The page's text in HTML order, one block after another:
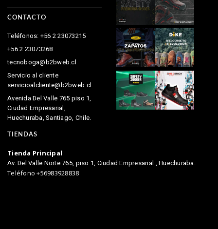
CONTACTO
Teléfonos: +56 2 23073215
+56 2 23073268
tecnoboga@b2bweb.cl
Servicio al cliente
servicioalcliente@b2bweb.cl
Avenida Del Valle 765 piso 1,
Ciudad Empresarial,
Huechuraba, Santiago, Chile.
TIENDAS
Tienda Principal
Av. Del Valle Norte 765, piso 1, Ciudad Empresarial , Huechuraba.
Teléfono +56983928838